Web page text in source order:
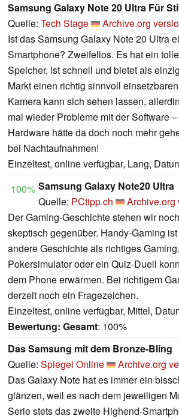
Samsung Galaxy Note 20 Ultra Für
Quelle: Tech Stage
Archive.org
Ist das Samsung Galaxy Note 20 Ultra
Smartphone? Zweifellos. Es hat ein
Speicher, ist schnell und bietet als
Markt einen richtig sinnvoll
Kamera kann sich sehen lassen,
mal wieder Probleme mit der Software
Hardware hätte da doch noch mehr
bei Nachtaufnahmen!
Einzeltest, online verfügbar, Lang,
100% Samsung Galaxy Note20 Ultra
Quelle: PCtipp.ch
Archive.org
Der Gaming-Geschichte stehen wir
skeptisch gegenüber. Handy-Gaming
andere Geschichte als richtiges
Pokersimulator oder ein Quiz-Duell
dem Phone erwärmen. Bei richtigem
derzeit noch ein Fragezeichen.
Einzeltest, online verfügbar, Mittel,
Bewertung: Gesamt: 100%
Das Samsung mit dem Bronze-Bling
Quelle: Spiegel Online
Archive.org
Das Galaxy Note hat es immer ein
glänzen, weil es nach dem jeweiligen
Serie stets das zweite Highend-